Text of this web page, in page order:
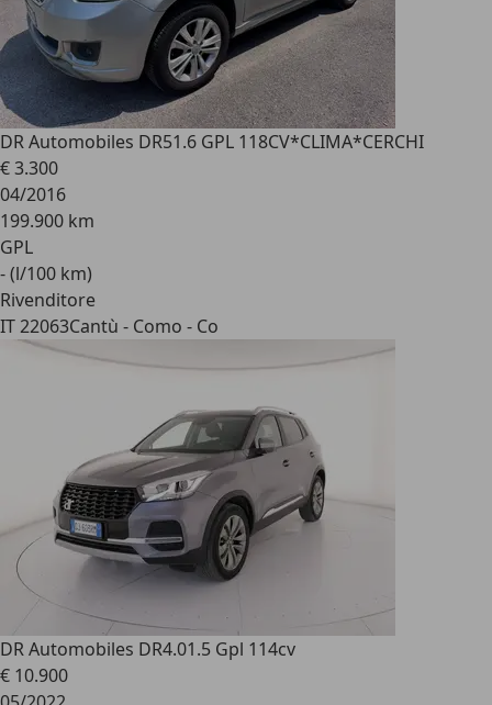
DR Automobiles DR51.6 GPL 118CV*CLIMA*CERCHI
€ 3.300
04/2016
199.900 km
GPL
- (l/100 km)
Rivenditore
IT 22063Cantù - Como - Co
DR Automobiles DR4.01.5 Gpl 114cv
€ 10.900